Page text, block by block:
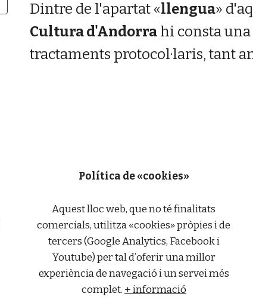
Dintre de l'apartat «llengua»
Cultura d'Andorra hi consta
tractaments protocol·laris, tant
Política de «cookies»
Aquest lloc web, que no té finalitats
comercials, utilitza «cookies» pròpies i de
tercers (Google Analytics, Facebook i
Youtube) per tal d’oferir una millor
experiència de navegació i un servei més
complet. + informació